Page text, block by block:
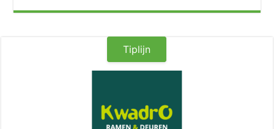
Tiplijn